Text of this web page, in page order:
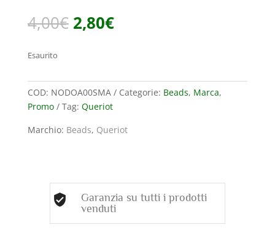
4,00€ Il
prezzo
4,00€.
2,80€Il
prezzo
2,80€.
Esaurito
COD: NODOA00SMA Categorie: Beads, Marca,
Promo
Tag: Queriot
Marchio: Beads, Queriot
Garanzia su tutti i prodotti
venduti